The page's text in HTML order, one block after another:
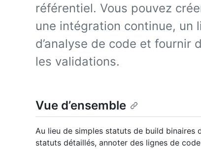
référentiel. Vous pouvez
une intégration continue, un
d’analyse de code et fournir
les validations.
Vue d’ensemble
Au lieu de simples statuts de build
statuts détaillés, annoter des lignes de